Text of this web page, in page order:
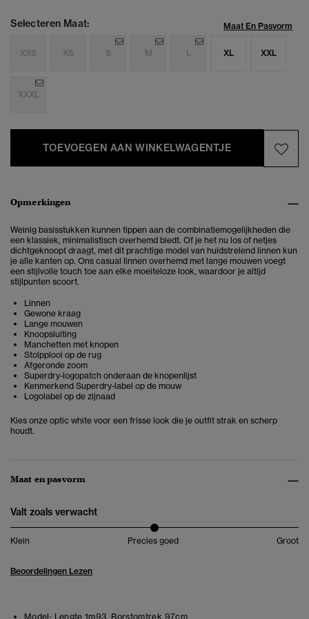
Selecteren Maat: Maat En Pasvorm
XXS XS S M L XL XXL
XXXL
TOEVOEGEN AAN WINKELWAGENTJE
Opmerkingen
Weinig basisstukken kunnen tippen aan de combinatiemogelijkheden die
een klassiek, minimalistisch overhemd biedt. Of je het nu los of netjes
dichtgeknoopt draagt, met dit prachtige model van huidstrelend linnen kun
je alle kanten op. Ons casual linnen overhemd met lange mouwen voegt
een stijlvolle touch toe aan elke moeiteloze look, waardoor je altijd
stijlpunten scoort.
Linnen
Gewone kraag
Lange mouwen
Knoopsluiting
Manchetten met knopen
Stolpplooi op de rug
Afgeronde zoom
Superdry-logopatch onderaan de knopenlijst
Kenmerkend Superdry-label op de mouw
Logolabel op de zijnaad
Kies onze optic white voor een frisse look die je outfit strak en scherp
houdt.
Maat en pasvorm
Valt zoals verwacht
Klein Precies goed Groot
Beoordelingen Lezen
Model: Lengte 1m93. Borstomtrek 97cm